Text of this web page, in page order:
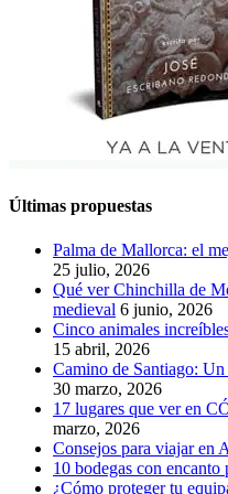
Últimas propuestas
Palma de Mallorca: el
25 julio, 2026
Qué ver Chinchilla de
medieval 6 junio, 2026
Cinco animales
15 abril, 2026
Camino de Santiago:
30 marzo, 2026
17 lugares que ver en
marzo, 2026
Consejos para viajar en
10 bodegas con encanto
¿Cómo proteger tu